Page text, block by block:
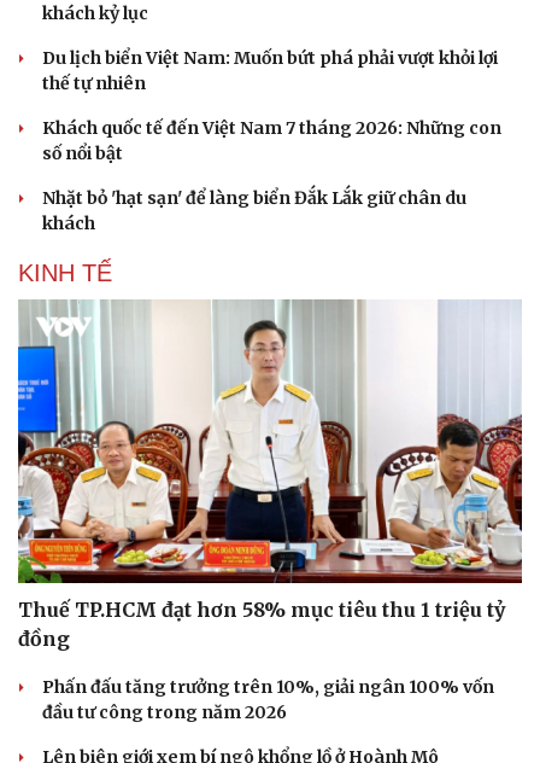
Sân khấu - Điện ảnh
Văn học
Âm nhạc
Di sản
Nghệ sĩ
Sao Việt
khách kỷ lục
Du lịch biển Việt Nam: Muốn bứt phá phải vượt khỏi lợi
thế tự nhiên
Khách quốc tế đến Việt Nam 7 tháng 2026: Những con
số nổi bật
Nhặt bỏ 'hạt sạn' để làng biển Đắk Lắk giữ chân du
khách
KINH TẾ
Thuế TP.HCM đạt hơn 58% mục tiêu thu 1 triệu tỷ
đồng
Phấn đấu tăng trưởng trên 10%, giải ngân 100% vốn
đầu tư công trong năm 2026
Lên biên giới xem bí ngô khổng lồ ở Hoành Mô